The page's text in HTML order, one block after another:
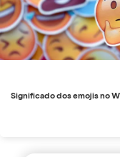
Significado dos emojis no